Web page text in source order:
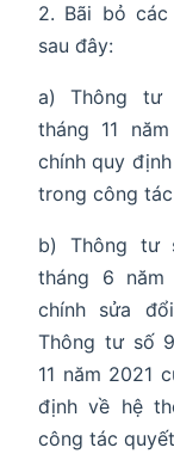
2. Bãi bỏ
sau đây:
a) Thông tư
tháng 11
chính quy
trong công
b) Thông tư
tháng 6
chính sửa
Thông tư số
11 năm 2021
định về hệ
công tác